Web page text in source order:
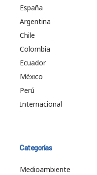
España
Argentina
Chile
Colombia
Ecuador
México
Perú
Internacional
Categorías
Medioambiente